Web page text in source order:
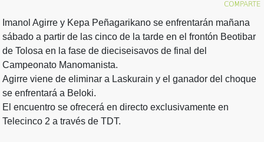
Imanol Agirre y Kepa Peñagarikano se enfrentarán mañana
sábado a partir de las cinco de la tarde en el frontón Beotibar
de Tolosa en la fase de dieciseisavos de final del
Campeonato Manomanista.
Agirre viene de eliminar a Laskurain y el ganador del choque
se enfrentará a Beloki.
El encuentro se ofrecerá en directo exclusivamente en
Telecinco 2 a través de TDT.